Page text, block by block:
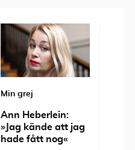
Min grej
Ann Heberlein:
»Jag kände att jag
hade fått nog«